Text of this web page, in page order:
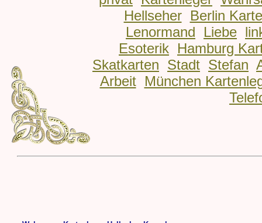
Hellseher
Berlin
Lenormand
Liebe
Esoterik Hamburg
Skatkarten Stadt Stefan
Arbeit
München